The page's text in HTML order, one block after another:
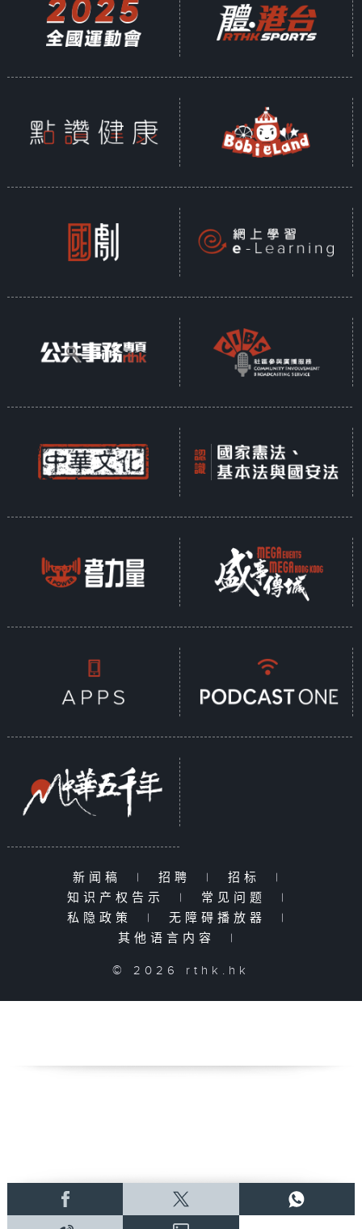
新闻稿 | 招聘 | 招标
|
知识产权告示
| 常见问题
|
私隐政策
| 无障碍播放器
|
其他语言内容
|
© 2026 rthk.hk